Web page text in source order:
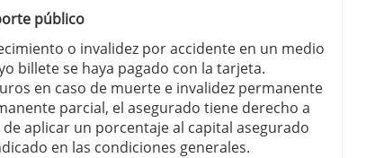
público
o invalidez por accidente en un medio
billete se haya pagado con la tarjeta.
en caso de muerte e invalidez permanente
parcial, el asegurado tiene derecho a
aplicar un porcentaje al capital asegurado
en las condiciones generales.